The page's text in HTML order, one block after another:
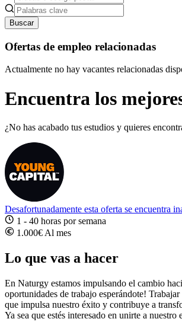
Buscar
Ofertas de empleo relacionadas
Actualmente no hay vacantes relacionadas
Encuentra los
¿No has acabado tus estudios y quieres
Desafortunadamente esta oferta se encuentra
1 - 40 horas por semana
1.000€ Al mes
Lo que vas a hacer
En Naturgy estamos impulsando el cambio
oportunidades de trabajo esperándote!
que impulsa nuestro éxito y contribuye a
Ya sea que estés interesado en unirte a